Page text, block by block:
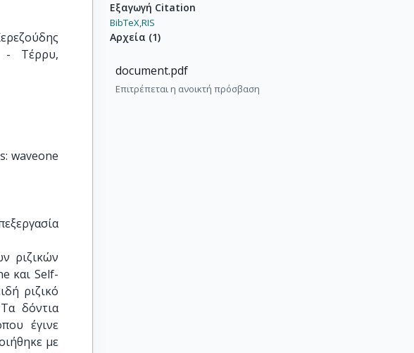
- Τέρρυ,
waveone
ριζικών
και Self-
ριζικό
δόντια
έγινε
με
Εξαγωγή Citation
BibTeX,RIS
Αρχεία (1)
document.pdf
Επιτρέπεται η ανοικτή πρόσβαση